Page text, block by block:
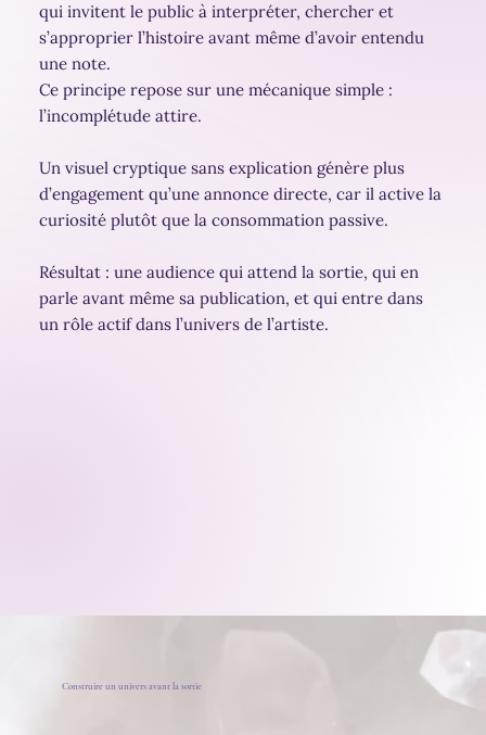
qui invitent le public à interpréter, chercher et
s’approprier l’histoire avant même d’avoir entendu
une note.
Ce principe repose sur une mécanique simple :
l’incomplétude attire.
Un visuel cryptique sans explication génère plus
d’engagement qu’une annonce directe, car il active la
curiosité plutôt que la consommation passive.
Résultat : une audience qui attend la sortie, qui en
parle avant même sa publication, et qui entre dans
un rôle actif dans l’univers de l’artiste.
Construire un univers avant la sortie